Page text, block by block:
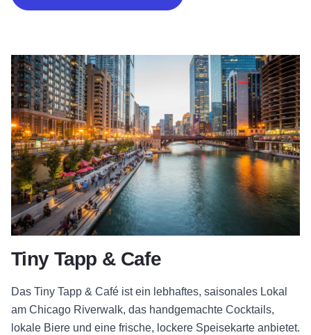
Tiny Tapp & Cafe
Das Tiny Tapp & Café ist ein lebhaftes, saisonales Lokal
am Chicago Riverwalk, das handgemachte Cocktails,
lokale Biere und eine frische, lockere Speisekarte anbietet.